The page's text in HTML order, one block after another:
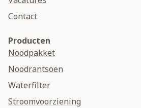
Contact
Producten
Noodpakket
Noodrantsoen
Waterfilter
Stroomvoorziening